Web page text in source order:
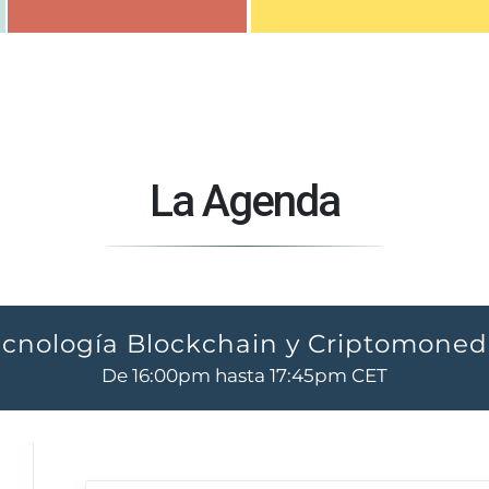
La Agenda
Blockchain y
De 16:00pm hasta 17:45pm CET